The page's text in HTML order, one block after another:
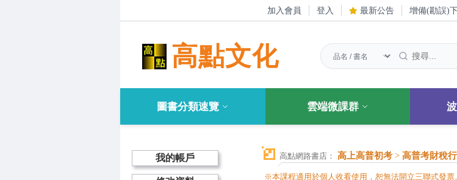
加入會員 登入 最新公告 增備(勘誤)
高點文化
圖書分類速覽 雲端微課群
我的帳戶 高點網路書店： 高上高普初考 > 高普考財稅
※本課程適用於個人收看使用，恕無法開立三聯式發票